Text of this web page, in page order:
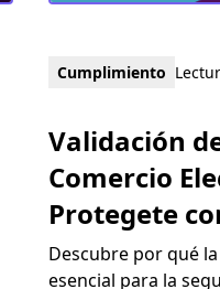
Cumplimiento
Validación
Comercio
Protegete
Descubre por qué
esencial para la